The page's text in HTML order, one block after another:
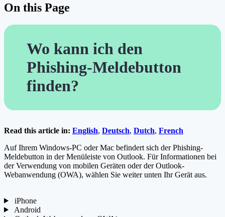
On this Page
Wo kann ich den
Phishing-Meldebutton
finden?
Read this article in: English, Deutsch, Dutch, French
Auf Ihrem Windows-PC oder Mac befindert sich der Phishing-
Meldebutton in der Menüleiste von Outlook. Für Informationen bei
der Verwendung von mobilen Geräten oder der Outlook-
Webanwendung (OWA), wählen Sie weiter unten Ihr Gerät aus.
iPhone
Android